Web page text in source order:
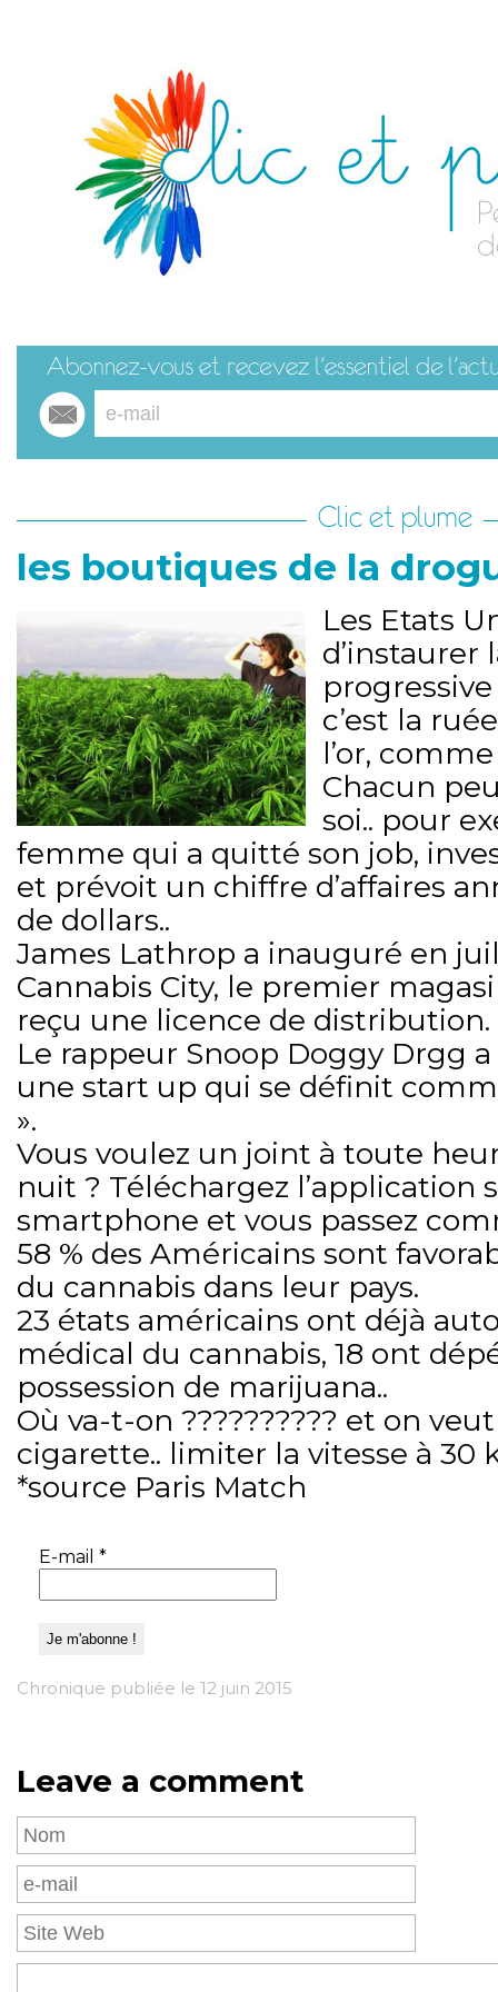
Clic et plume
les boutiques de la
Les Etats
d’instaurer
c’est la
l’or,
Chacun
soi.. pour
femme qui a quitté son job,
et prévoit un chiffre d’affaires
de dollars..
James Lathrop a inauguré en
Cannabis City, le premier
reçu une licence de distribution.
Le rappeur Snoop Doggy Drgg
une start up qui se définit
».
Vous voulez un joint à toute
nuit ? Téléchargez l’application
smartphone et vous passez
58 % des Américains sont
du cannabis dans leur pays.
23 états américains ont déjà
médical du cannabis, 18 ont
possession de marijuana..
Où va-t-on ?????????? et on
cigarette.. limiter la vitesse à 30
*source Paris Match
E-mail *
Chronique publiée le 12 juin 2015
Leave a comment